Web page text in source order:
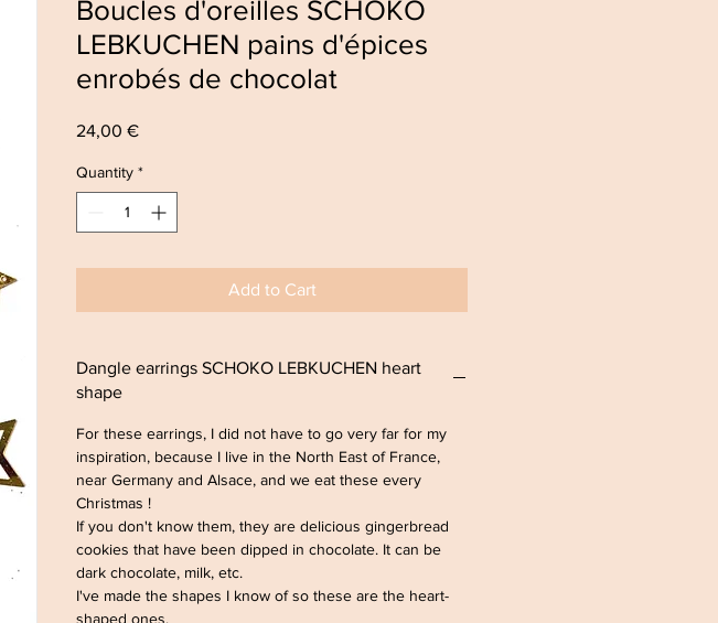
Boucles d'oreilles SCHOKO
LEBKUCHEN pains d'épices
enrobés de chocolat
24,00 €Price
Quantity *
Add to Cart
Dangle earrings SCHOKO LEBKUCHEN heart
shape
For these earrings, I did not have to go very far for my
inspiration, because I live in the North East of France,
near Germany and Alsace, and we eat these every
Christmas !
If you don't know them, they are delicious gingerbread
cookies that have been dipped in chocolate. It can be
dark chocolate, milk, etc.
I've made the shapes I know of so these are the heart-
shaped ones.